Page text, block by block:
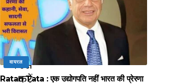
वायरल
Ratan Tata : एक उद्योगपति नहीं भारत की प्रेरणा